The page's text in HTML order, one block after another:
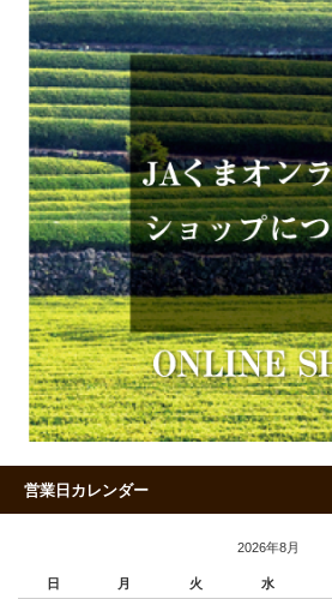
営業日カレンダー
2026年8月
日 月 火 水